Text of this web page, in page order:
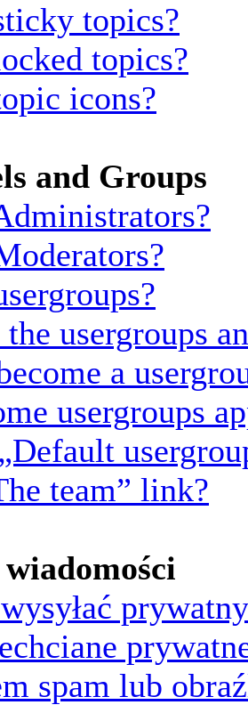
topics?
topics?
icons?
and Groups
usergroups
a
usergroups
team” link?
spam lub